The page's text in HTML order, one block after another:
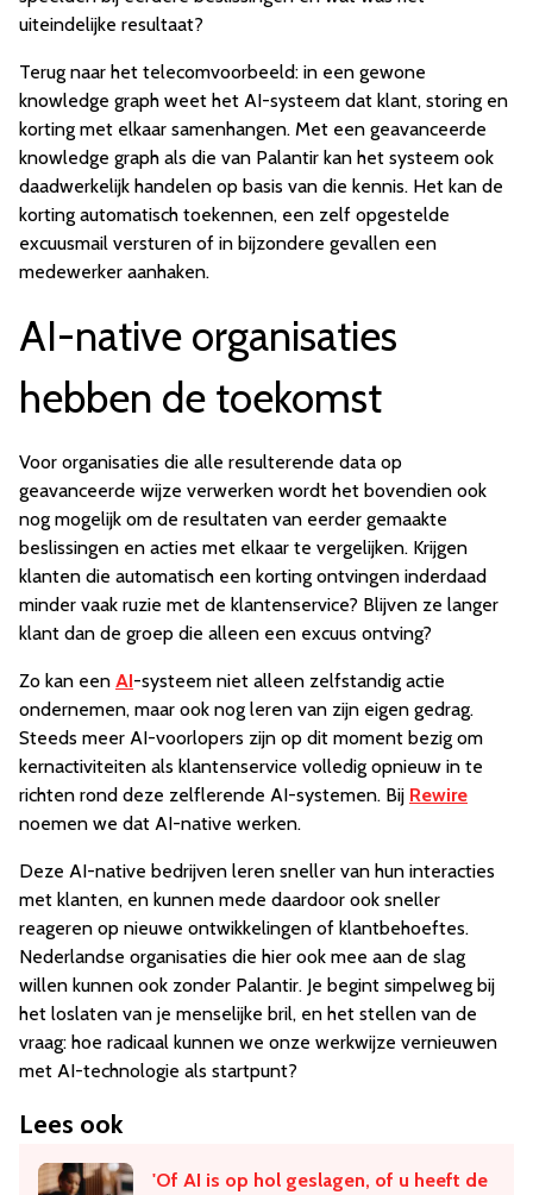
uiteindelijke resultaat?
Terug naar het telecomvoorbeeld: in een gewone
knowledge graph weet het AI-systeem dat klant, storing en
korting met elkaar samenhangen. Met een geavanceerde
knowledge graph als die van Palantir kan het systeem ook
daadwerkelijk handelen op basis van die kennis. Het kan de
korting automatisch toekennen, een zelf opgestelde
excuusmail versturen of in bijzondere gevallen een
medewerker aanhaken.
AI-native organisaties
hebben de toekomst
Voor organisaties die alle resulterende data op
geavanceerde wijze verwerken wordt het bovendien ook
nog mogelijk om de resultaten van eerder gemaakte
beslissingen en acties met elkaar te vergelijken. Krijgen
klanten die automatisch een korting ontvingen inderdaad
minder vaak ruzie met de klantenservice? Blijven ze langer
klant dan de groep die alleen een excuus ontving?
Zo kan een AI-systeem niet alleen zelfstandig actie
ondernemen, maar ook nog leren van zijn eigen gedrag.
Steeds meer AI-voorlopers zijn op dit moment bezig om
kernactiviteiten als klantenservice volledig opnieuw in te
richten rond deze zelflerende AI-systemen. Bij Rewire
noemen we dat AI-native werken.
Deze AI-native bedrijven leren sneller van hun interacties
met klanten, en kunnen mede daardoor ook sneller
reageren op nieuwe ontwikkelingen of klantbehoeftes.
Nederlandse organisaties die hier ook mee aan de slag
willen kunnen ook zonder Palantir. Je begint simpelweg bij
het loslaten van je menselijke bril, en het stellen van de
vraag: hoe radicaal kunnen we onze werkwijze vernieuwen
met AI-technologie als startpunt?
Lees ook
'Of AI is op hol geslagen, of u heeft de